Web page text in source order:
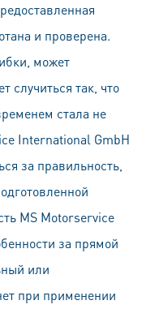
и проверена.
может
случиться так, что
стала не
International GmbH
за правильность,
MS Motorservice
за прямой
или
при применении